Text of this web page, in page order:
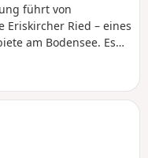
führt von
Ried – eines
am Bodensee. Es
Immer wieder
auf den Bodensee,
in Eriskirch endet.
alle, die eine ruhige